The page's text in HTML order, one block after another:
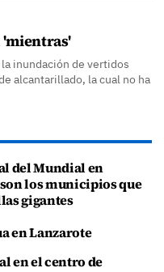
'mientras'
inundación de vertidos
alcantarillado, la cual no ha
del Mundial en
los municipios que
gigantes
en Lanzarote
en el centro de